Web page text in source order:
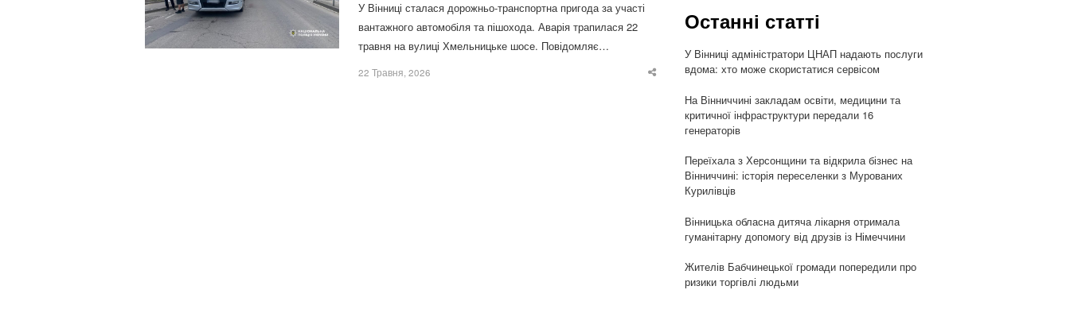
У Вінниці сталася дорожньо-транспортна пригода за участі
вантажного автомобіля та пішохода. Аварія трапилася 22
травня на вулиці Хмельницьке шосе. Повідомляє…
22 Травня, 2026
Share
Останні статті
У Вінниці адміністратори ЦНАП надають послуги
вдома: хто може скористатися сервісом
На Вінниччині закладам освіти, медицини та
критичної інфраструктури передали 16
генераторів
Переїхала з Херсонщини та відкрила бізнес на
Вінниччині: історія переселенки з Мурованих
Курилівців
Вінницька обласна дитяча лікарня отримала
гуманітарну допомогу від друзів із Німеччини
Жителів Бабчинецької громади попередили про
ризики торгівлі людьми